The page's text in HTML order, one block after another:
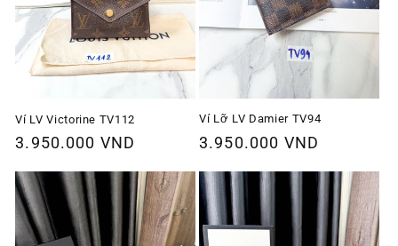
Ví LV Victorine TV112
Giá
thường
3.950.000 VND
Ví Lỡ LV Damier TV94
Giá
thường
3.950.000 VND